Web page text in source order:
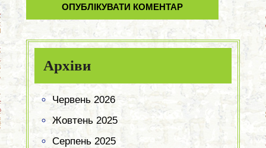
Архіви
Червень 2026
Жовтень 2025
Серпень 2025